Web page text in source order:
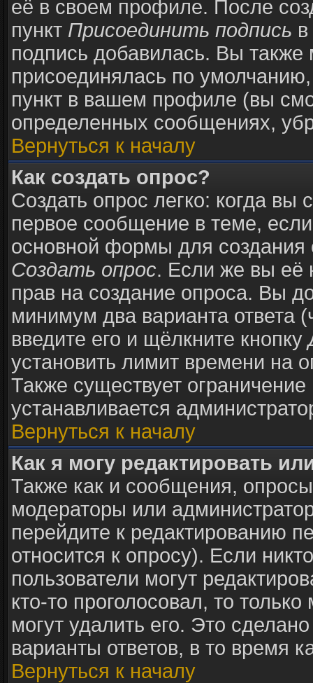
её в своем профиле. После
пункт Присоединить подпись
подпись добавилась. Вы
присоединялась по
пункт в вашем профиле (вы
определенных сообщениях,
Вернуться к началу
Как создать опрос?
Создать опрос легко: когда вы
первое сообщение в теме,
основной формы для
Создать опрос. Если же вы её
прав на создание опроса. Вы
минимум два варианта ответа
введите его и щёлкните кнопку
установить лимит времени на
Также существует
устанавливается
Вернуться к началу
Как я могу редактировать
Также как и сообщения,
модераторы или
перейдите к редактированию
относится к опросу). Если
пользователи могут
кто-то проголосовал, то
могут удалить его. Это
варианты ответов, в то время
Вернуться к началу